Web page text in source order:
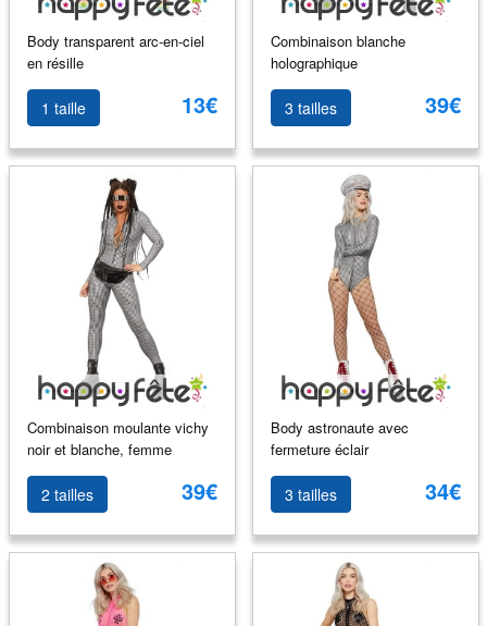
Body transparent arc-en-ciel
en résille
1 taille 13€
Combinaison blanche
holographique
3 tailles 39€
Combinaison moulante vichy
noir et blanche, femme
2 tailles 39€
Body astronaute avec
fermeture éclair
3 tailles 34€